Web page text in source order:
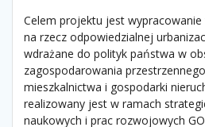
Celem projektu jest
na rzecz odpowiedzialnej
wdrażane do polityk państwa w
zagospodarowania
mieszkalnictwa i gospodarki
realizowany jest w ramach
naukowych i prac rozwojowych